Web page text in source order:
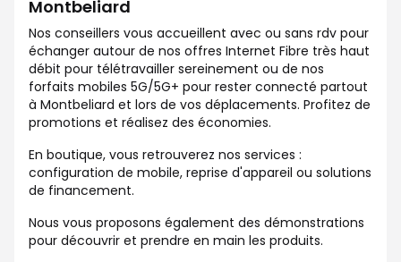
Montbeliard
Nos conseillers vous accueillent avec ou sans rdv pour
échanger autour de nos offres Internet Fibre très haut
débit pour télétravailler sereinement ou de nos
forfaits mobiles 5G/5G+ pour rester connecté partout
à Montbeliard et lors de vos déplacements. Profitez de
promotions et réalisez des économies.
En boutique, vous retrouverez nos services :
configuration de mobile, reprise d'appareil ou solutions
de financement.
Nous vous proposons également des démonstrations
pour découvrir et prendre en main les produits.